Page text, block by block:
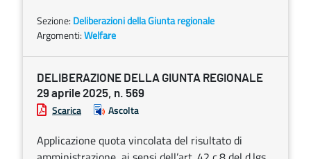
Sezione: Deliberazioni della Giunta regionale
Argomenti:Welfare
DELIBERAZIONE DELLA GIUNTA REGIONALE
29 aprile 2025, n. 569
Scarica Ascolta
Applicazione quota vincolata del risultato di